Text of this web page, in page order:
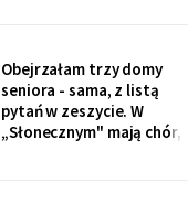
go nie zamykaj". Zdziwiła
się, mama się obruszyła.
Kiedyś zrozumie - ja
zrozumiałam o
czterdzieści lat za
Obejrzałam trzy domy
seniora - sama, z listą
pytań w zeszycie. W
„Słonecznym" mają chór,